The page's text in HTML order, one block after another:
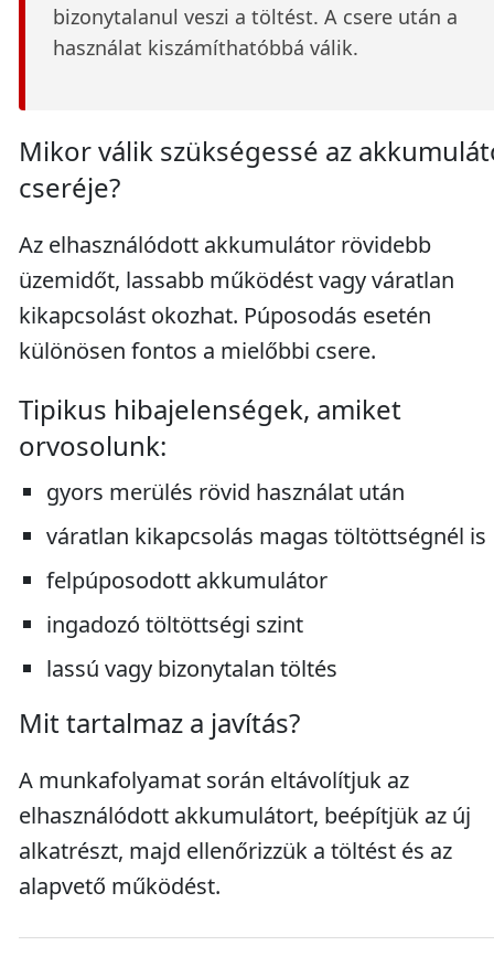
bizonytalanul veszi a töltést. A csere után a
használat kiszámíthatóbbá válik.
Mikor válik szükségessé az
cseréje?
Az elhasználódott akkumulátor rövidebb
üzemidőt, lassabb működést vagy váratlan
kikapcsolást okozhat. Púposodás esetén
különösen fontos a mielőbbi csere.
Tipikus hibajelenségek, amiket
orvosolunk:
gyors merülés rövid használat után
váratlan kikapcsolás magas töltöttségnél is
felpúposodott akkumulátor
ingadozó töltöttségi szint
lassú vagy bizonytalan töltés
Mit tartalmaz a javítás?
A munkafolyamat során eltávolítjuk az
elhasználódott akkumulátort, beépítjük az új
alkatrészt, majd ellenőrizzük a töltést és az
alapvető működést.